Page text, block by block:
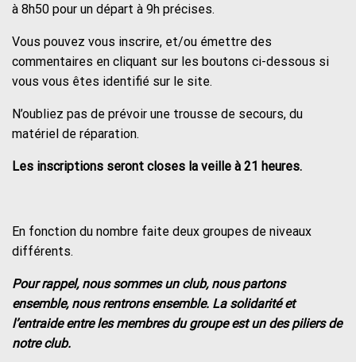
à 8h50 pour un départ à 9h précises.
Vous pouvez vous inscrire, et/ou émettre des
commentaires en cliquant sur les boutons ci-dessous si
vous vous êtes identifié sur le site.
N’oubliez pas de prévoir une trousse de secours, du
matériel de réparation.
Les inscriptions seront closes la veille à 21 heures.
En fonction du nombre faite deux groupes de niveaux
différents.
Pour rappel, nous sommes un club, nous partons
ensemble, nous rentrons ensemble. La solidarité et
l’entraide entre les membres du groupe est un des piliers de
notre club.